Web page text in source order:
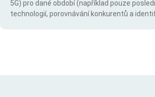
5G) pro dané období (například pouze
technologií, porovnávání konkurentů a